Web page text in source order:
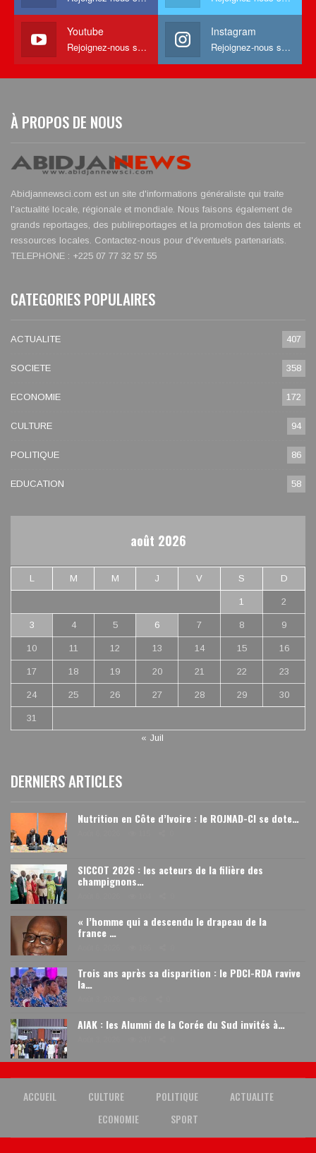
Youtube
Rejoignez-nous sur Youtube
Instagram
Rejoignez-nous sur Instagram
À PROPOS DE NOUS
Abidjannewsci.com est un site d'informations généraliste qui traite
l'actualité locale, régionale et mondiale. Nous faisons également de
grands reportages, des publireportages et la promotion des talents et
ressources locales. Contactez-nous pour d'éventuels partenariats.
TELEPHONE : +225 07 77 32 57 55
CATEGORIES POPULAIRES
ACTUALITE 407
SOCIETE 358
ECONOMIE 172
CULTURE 94
POLITIQUE 86
EDUCATION 58
août 2026
L M M J V S D
1 2
3 4 5 6 7 8 9
10 11 12 13 14 15 16
17 18 19 20 21 22 23
24 25 26 27 28 29 30
31
« Juil
DERNIERS ARTICLES
Nutrition en Côte d’Ivoire : le ROJNAD-CI se dote…
SICCOT 2026 : les acteurs de la filière des
champignons…
« l’homme qui a descendu le drapeau de la
france …
Trois ans après sa disparition : le PDCI-RDA ravive
la…
AIAK : les Alumni de la Corée du Sud invités à…
ACCUEIL CULTURE POLITIQUE
ACTUALITE
ECONOMIE
SPORT